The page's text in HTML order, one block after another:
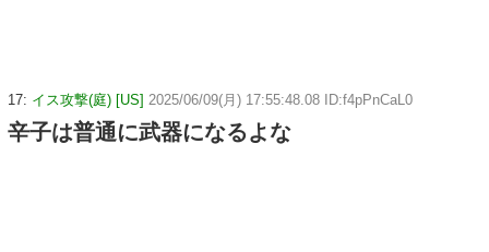
17: イス攻撃(庭) [US] 2025/06/09(月) 17:55:48.08 ID:f4pPnCaL0
辛子は普通に武器になるよな